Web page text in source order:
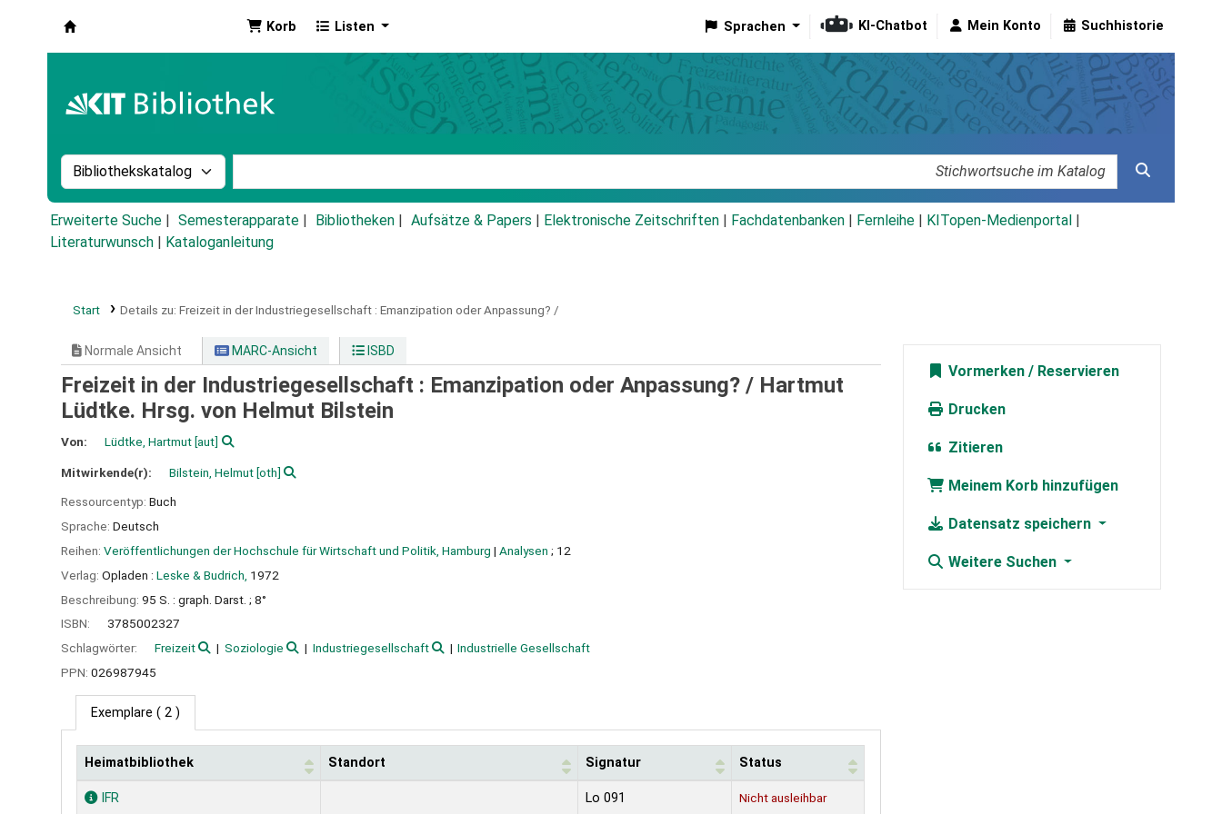
Korb Listen Sprachen KI-Chatbot Mein Konto Suchhistorie
Suche im Katalog nach:
Erweiterte Suche Semesterapparate Bibliotheken Aufsätze & Papers Elektronische Zeitschriften Fachdatenbanken Fernleihe KITopen-Medienportal
Literaturwunsch
Kataloganleitung
Start Details zu: Freizeit in der Industriegesellschaft : Emanzipation oder Anpassung? /
Normale Ansicht MARC-Ansicht ISBD
Freizeit in der Industriegesellschaft : Emanzipation oder Anpassung? / Hartmut
Lüdtke. Hrsg. von Helmut Bilstein
Von: Lüdtke, Hartmut[aut]
Mitwirkende(r): Bilstein, Helmut[oth]
Ressourcentyp: Buch
Sprache: Deutsch
Reihen: Veröffentlichungen der Hochschule für Wirtschaft und Politik, Hamburg | Analysen ; 12
Verlag: Opladen : Leske & Budrich, 1972
Beschreibung: 95 S. : graph. Darst. ; 8°
ISBN:
3785002327
Schlagwörter:
Freizeit Soziologie Industriegesellschaft
Industrielle Gesellschaft
PPN: 026987945
Exemplare ( 2 )
Exemplare
Heimatbibliothek Standort Signatur Status
IFR Lo 091 Nicht ausleihbar
Vormerken
Drucken
Zitieren
Meinem Korb hinzufügen
Datensatz speichern
Weitere Suchen